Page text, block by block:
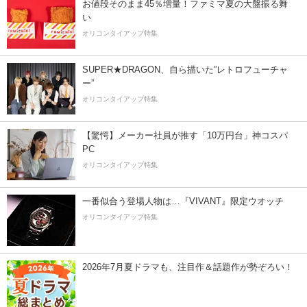
お値段そのまま45％増量！ファミマ夏の大盤振る舞
い
オリコンタイアップ特集
SUPER★DRAGON、自ら描いた”レトロフューチャ
ー”
オリコンタイアップ特集
【驚愕】メーカー社員が推す「10万円台」神コスパ
PC
オリコンタイアップ特集
一番似合う登場人物は…『VIVANT』限定ウオッチ
オリコンタイアップ特集
2026年7月夏ドラマも、注目作＆話題作が勢ぞろい！